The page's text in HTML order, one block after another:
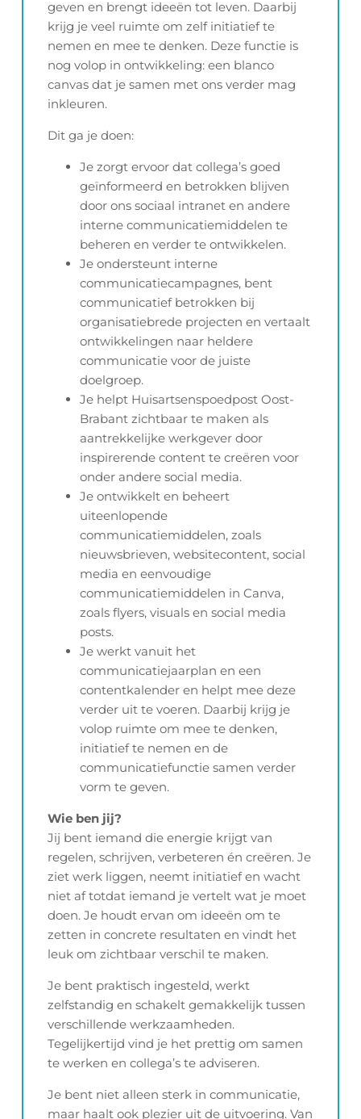
geven en brengt ideeën tot leven. Daarbij
krijg je veel ruimte om zelf initiatief te
nemen en mee te denken. Deze functie is
nog volop in ontwikkeling: een blanco
canvas dat je samen met ons verder mag
inkleuren.
Dit ga je doen:
Je zorgt ervoor dat collega’s goed
geïnformeerd en betrokken blijven
door ons sociaal intranet en andere
interne communicatiemiddelen te
beheren en verder te ontwikkelen.
Je ondersteunt interne
communicatiecampagnes, bent
communicatief betrokken bij
organisatiebrede projecten en vertaalt
ontwikkelingen naar heldere
communicatie voor de juiste
doelgroep.
Je helpt Huisartsenspoedpost Oost-
Brabant zichtbaar te maken als
aantrekkelijke werkgever door
inspirerende content te creëren voor
onder andere social media.
Je ontwikkelt en beheert
uiteenlopende
communicatiemiddelen, zoals
nieuwsbrieven, websitecontent, social
media en eenvoudige
communicatiemiddelen in Canva,
zoals flyers, visuals en social media
posts.
Je werkt vanuit het
communicatiejaarplan en een
contentkalender en helpt mee deze
verder uit te voeren. Daarbij krijg je
volop ruimte om mee te denken,
initiatief te nemen en de
communicatiefunctie samen verder
vorm te geven.
Wie ben jij?
Jij bent iemand die energie krijgt van
regelen, schrijven, verbeteren én creëren. Je
ziet werk liggen, neemt initiatief en wacht
niet af totdat iemand je vertelt wat je moet
doen. Je houdt ervan om ideeën om te
zetten in concrete resultaten en vindt het
leuk om zichtbaar verschil te maken.
Je bent praktisch ingesteld, werkt
zelfstandig en schakelt gemakkelijk tussen
verschillende werkzaamheden.
Tegelijkertijd vind je het prettig om samen
te werken en collega’s te adviseren.
Je bent niet alleen sterk in communicatie,
maar haalt ook plezier uit de uitvoering. Van